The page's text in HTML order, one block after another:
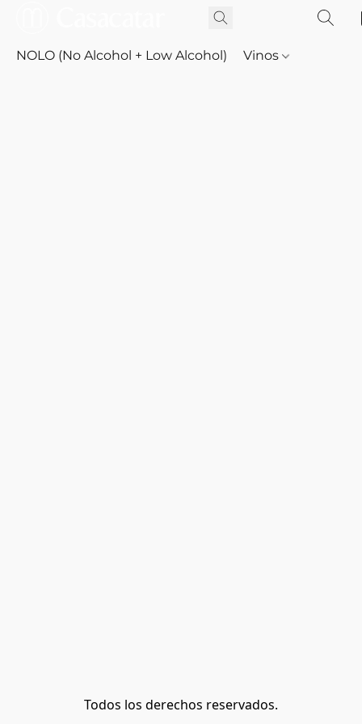
NOLO (No Alcohol + Low Alcohol) Vinos
Todos los derechos reservados.